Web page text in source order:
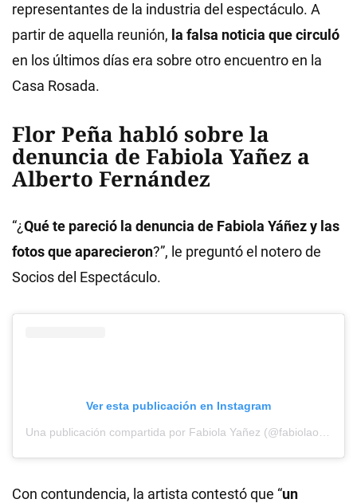
representantes de la industria del espectáculo. A
partir de aquella reunión, la falsa noticia que circuló
en los últimos días era sobre otro encuentro en la
Casa Rosada.
Flor Peña habló sobre la
denuncia de Fabiola Yañez a
Alberto Fernández
“¿Qué te pareció la denuncia de Fabiola Yáñez y las
fotos que aparecieron?”, le preguntó el notero de
Socios del Espectáculo.
Ver esta publicación en Instagram
Con contundencia, la artista contestó que “un